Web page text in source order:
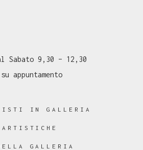
Sabato 9,30 – 12,30
appuntamento
IN GALLERIA
GALLERIA